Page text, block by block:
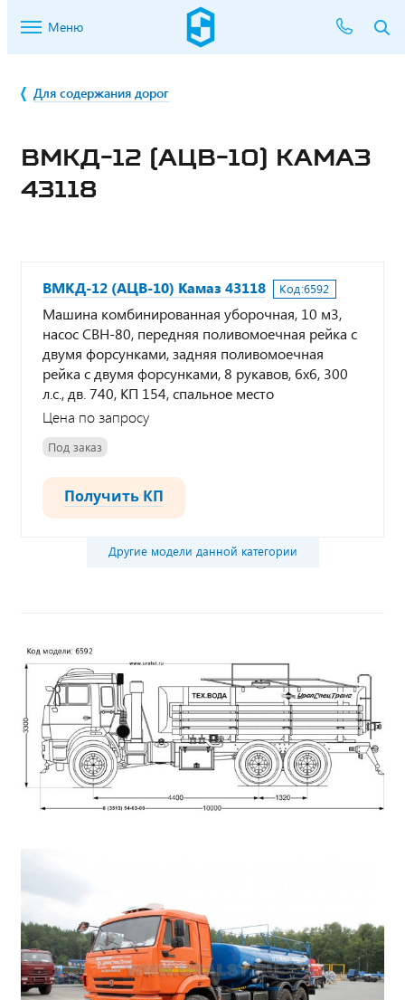
Меню
Для содержания дорог
ВМКД-12 (АЦВ-10) КАМАЗ
43118
ВМКД-12 (АЦВ-10) Камаз 43118 Код:6592
Машина комбинированная уборочная, 10 м3,
насос СВН-80, передняя поливомоечная рейка с
двумя форсунками, задняя поливомоечная
рейка с двумя форсунками, 8 рукавов, 6х6, 300
л.с., дв. 740, КП 154, спальное место
Цена по запросу
Под заказ
Получить КП
Другие модели данной категории